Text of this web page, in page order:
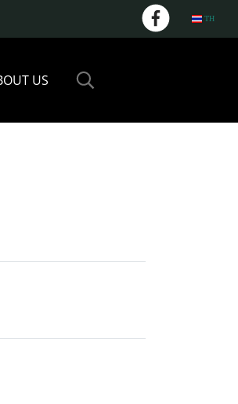
TH
US